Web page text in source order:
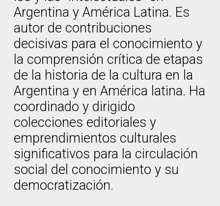
Argentina y América Latina. Es
autor de contribuciones
decisivas para el conocimiento y
la comprensión crítica de etapas
de la historia de la cultura en la
Argentina y en América latina. Ha
coordinado y dirigido
colecciones editoriales y
emprendimientos culturales
significativos para la circulación
social del conocimiento y su
democratización.